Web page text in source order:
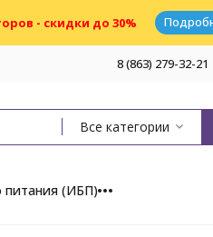
- скидки до 30%
8 (863) 279-32-21
Все категории
питания (ИБП)